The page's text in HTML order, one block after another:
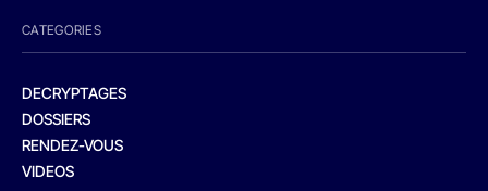
CATEGORIES
DECRYPTAGES
DOSSIERS
RENDEZ-VOUS
VIDEOS